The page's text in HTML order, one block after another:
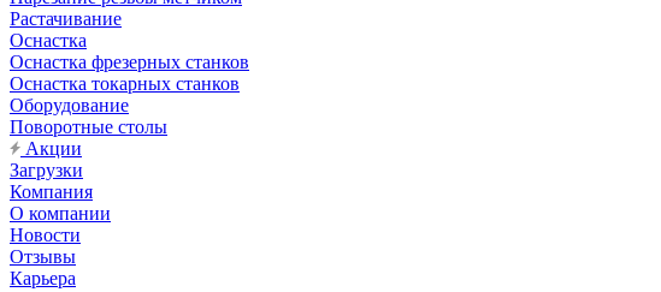
Растачивание
Оснастка
Оснастка фрезерных станков
Оснастка токарных станков
Оборудование
Поворотные столы
Акции
Загрузки
Компания
О компании
Новости
Отзывы
Карьера